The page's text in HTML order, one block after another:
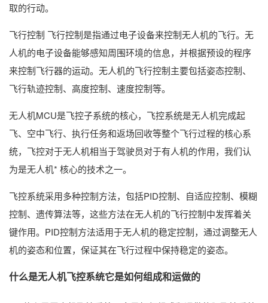
取的行动。
飞行控制 飞行控制是指通过电子设备来控制无人机的飞行。无
人机的电子设备能够感知周围环境的信息，并根据预设的程序
来控制飞行器的运动。无人机的飞行控制主要包括姿态控制、
飞行轨迹控制、高度控制、速度控制等。
无人机MCU是飞控子系统的核心，飞控系统是无人机完成起
飞、空中飞行、执行任务和返场回收等整个飞行过程的核心系
统，飞控对于无人机相当于驾驶员对于有人机的作用，我们认
为是无人机* 核心的技术之一。
飞控系统采用多种控制方法，包括PID控制、自适应控制、模糊
控制、遗传算法等，这些方法在无人机的飞行控制中发挥着关
键作用。PID控制方法适用于无人机的稳定控制，通过调整无人
机的姿态和位置，保证其在飞行过程中保持稳定的姿态。
什么是无人机飞控系统它是如何组成和运做的